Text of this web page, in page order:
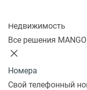
Недвижимость
Все решения MANGO
Номера
Свой телефонный